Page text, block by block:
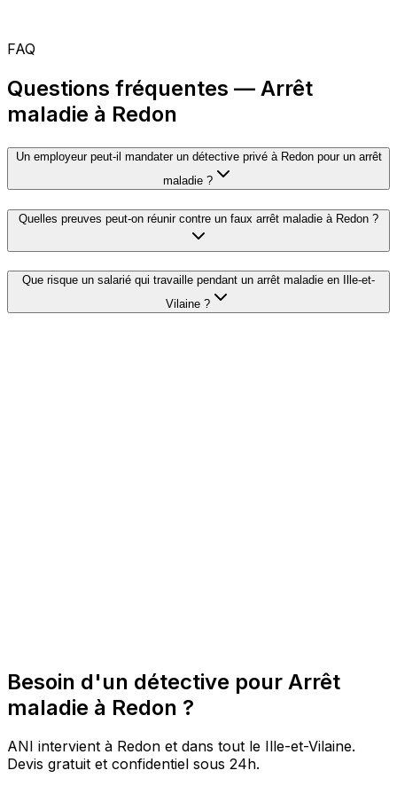
FAQ
Questions fréquentes — Arrêt
maladie à Redon
Un employeur peut-il mandater un détective privé à Redon pour un arrêt
maladie ?
Quelles preuves peut-on réunir contre un faux arrêt maladie à Redon ?
Que risque un salarié qui travaille pendant un arrêt maladie en Ille-et-
Vilaine ?
Besoin d'un détective pour Arrêt
maladie à Redon ?
ANI intervient à Redon et dans tout le Ille-et-Vilaine.
Devis gratuit et confidentiel sous 24h.